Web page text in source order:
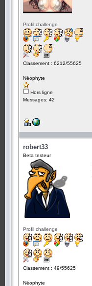
Profil challenge
Classement : 6212/55625
Néophyte
Hors ligne
Messages: 42
robert33
Beta testeur
Profil challenge
Classement : 49/55625
Néophyte